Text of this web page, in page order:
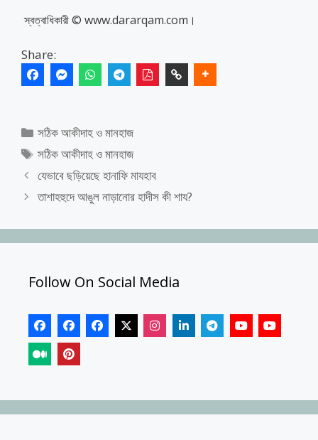
স্বত্বাধিকারী © www.dararqam.com।
Share:
Categories
সঠিক আকীদাহ ও মানহাজ
Tags
সঠিক আকীদাহ ও মানহাজ
যেভাবে ছড়িয়েছে হানাফি মাযহাব
তাশাহহুদে আঙুল নাড়ানোর হাদীস কী শায?
Follow On Social Media